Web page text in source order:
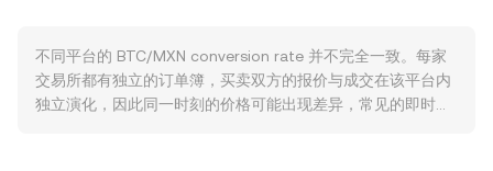
的审批进展、各国对交易平台与托管的合规要求、税务申报规
则，以及针对挖矿或场外兑换渠道的监管收紧或放松，均可能
改变流动性与参与者结构。技术面上，永续合约资金费率的正
对综合价格的影响更大。进行简单换算时，可直接使用 MXN
Value = BTC Amount × conversion rate，以及 BTC Amount
= MXN Value / conversion rate 来估算名义金额。多数情况
不同平台的 BTC/MXN conversion rate 并不完全一致。每家
交易所都有独立的订单簿，买卖双方的报价与成交在该平台内
独立演化，因此同一时刻的价格可能出现差异，常见的即时偏